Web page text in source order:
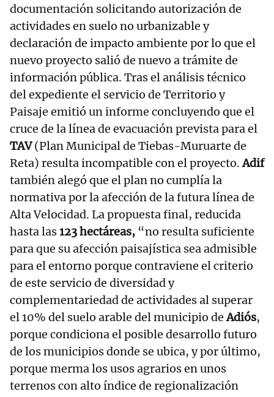
documentación solicitando autorización de
actividades en suelo no urbanizable y
declaración de impacto ambiente por lo que el
nuevo proyecto salió de nuevo a trámite de
información pública. Tras el análisis técnico
del expediente el servicio de Territorio y
Paisaje emitió un informe concluyendo que el
cruce de la línea de evacuación prevista para el
TAV(Plan Municipal de Tiebas-Muruarte de
Reta) resulta incompatible con el proyecto.Adif
también alegó que el plan no cumplía la
normativa por la afección de la futura línea de
Alta Velocidad. La propuesta final, reducida
hasta las123 hectáreas, “no resulta suficiente
para que su afección paisajística sea admisible
para el entorno porque contraviene el criterio
de este servicio de diversidad y
complementariedad de actividades al superar
el 10% del suelo arable del municipio deAdiós,
porque condiciona el posible desarrollo futuro
de los municipios donde se ubica, y por último,
porque merma los usos agrarios en unos
terrenos con alto índice de regionalización